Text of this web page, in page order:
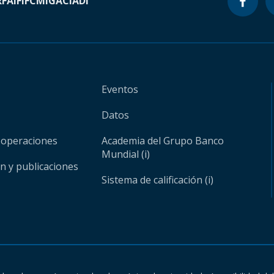
y publicaciones
Eventos
Datos
Academia del Grupo Banco
Mundial (i)
Sistema de calificación (i)